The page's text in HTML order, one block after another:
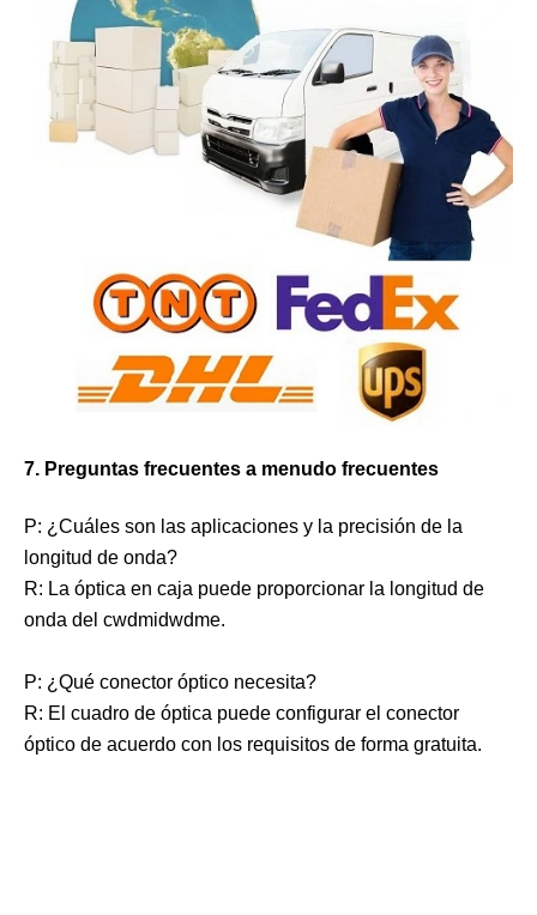
7. Preguntas frecuentes a menudo frecuentes
P: ¿Cuáles son las aplicaciones y la precisión de la
longitud de onda?
R: La óptica en caja puede proporcionar la longitud de
onda del cwdmidwdme.
P: ¿Qué conector óptico necesita?
R: El cuadro de óptica puede configurar el conector
óptico de acuerdo con los requisitos de forma gratuita.